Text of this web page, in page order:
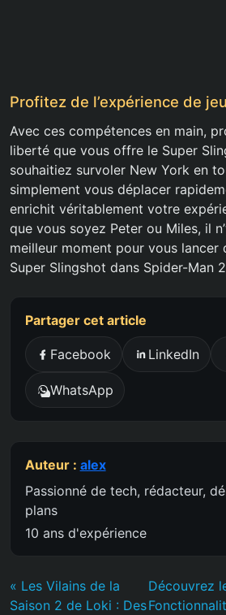
Profitez de l’expérience de jeu
Avec ces compétences en main,
liberté que vous offre le Super
souhaitiez survoler New York en
simplement vous déplacer
enrichit véritablement votre
que vous soyez Peter ou Miles, il
meilleur moment pour vous lancer
Super Slingshot dans Spider-Man
Partager cet article
Facebook LinkedIn
WhatsApp
Auteur : alex
Passionné de tech, rédacteur,
plans
10 ans d'expérience
« Les Vilains de la
Saison 2 de Loki : Des
Découvrez